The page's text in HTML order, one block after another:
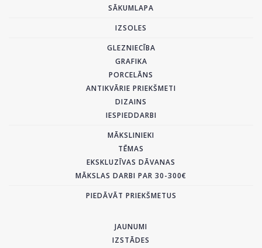
SĀKUMLAPA
IZSOLES
GLEZNIECĪBA
GRAFIKA
PORCELĀNS
ANTIKVĀRIE PRIEKŠMETI
DIZAINS
IESPIEDDARBI
MĀKSLINIEKI
TĒMAS
EKSKLUZĪVAS DĀVANAS
MĀKSLAS DARBI PAR 30-300€
PIEDĀVĀT PRIEKŠMETUS
JAUNUMI
IZSTĀDES